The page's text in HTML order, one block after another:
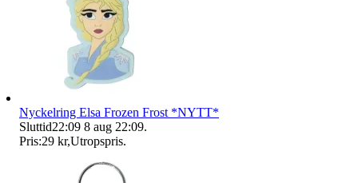
Nyckelring Elsa Frozen Frost *NYTT*
Sluttid22:09 8 aug 22:09.
Pris:29 kr,Utropspris.